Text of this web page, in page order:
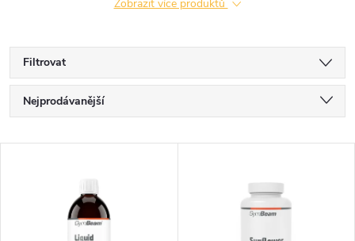
Zobrazit více produktů
Filtrovat
Ř
a
Nejprodávanější